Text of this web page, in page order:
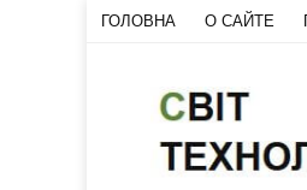
ГОЛОВНА О САЙТЕ